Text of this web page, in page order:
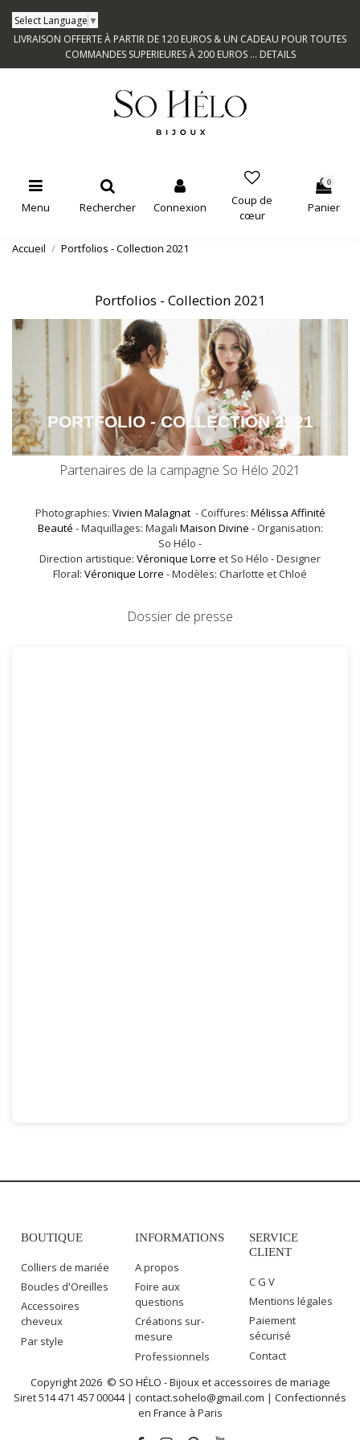
Select Language ▼
LIVRAISON OFFERTE À PARTIR DE 120 EUROS & UN CADEAU POUR TOUTES
COMMANDES SUPERIEURES À 200 EUROS ... DETAILS
Menu Rechercher Connexion
Coup de
cœur
0
Panier
Accueil Portfolios - Collection 2021
Portfolios - Collection 2021
PORTFOLIO - COLLECTION 2021
Partenaires de la campagne So Hélo 2021
Photographies: Vivien Malagnat - Coiffures: Mélissa Affinité
Beauté - Maquillages: Magali Maison Divine - Organisation:
So Hélo -
Direction artistique: Véronique Lorre et So Hélo - Designer
Floral: Véronique Lorre - Modèles: Charlotte et Chloé
Dossier de presse
BOUTIQUE
Colliers de mariée
Boucles d'Oreilles
Accessoires
cheveux
Par style
INFORMATIONS
A propos
Foire aux
questions
Créations sur-
mesure
Professionnels
SERVICE
CLIENT
C G V
Mentions légales
Paiement
sécurisé
Contact
Copyright 2026 © SO HÉLO - Bijoux et accessoires de mariage
Siret 514 471 457 00044 | contact.sohelo@gmail.com | Confectionnés
en France à Paris